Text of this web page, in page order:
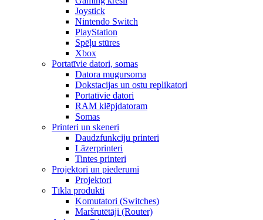
Joystick
Nintendo Switch
PlayStation
Spēļu stūres
Xbox
Portatīvie datori, somas
Datora mugursoma
Dokstacijas un ostu replikatori
Portatīvie datori
RAM klēpjdatoram
Somas
Printeri un skeneri
Daudzfunkciju printeri
Lāzerprinteri
Tintes printeri
Projektori un piederumi
Projektori
Tīkla produkti
Komutatori (Switches)
Maršrutētāji (Router)